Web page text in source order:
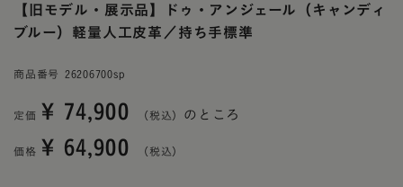
【旧モデル・展示品】ドゥ・アンジェール（キャンディ
ブルー）軽量人工皮革／持ち手標準
商品番号 26206700sp
定価 ¥ 74,900 のところ
価格 ¥ 64,900